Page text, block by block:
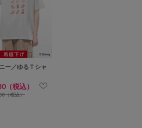
ー／ゆるＴシャ
（税込）
（税込）